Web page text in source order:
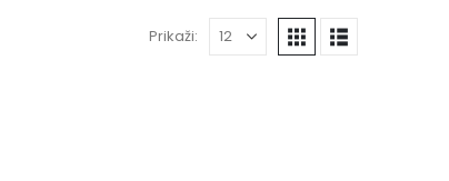
Prikaži: